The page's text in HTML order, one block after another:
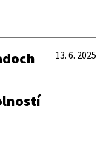
13. 6. 2025